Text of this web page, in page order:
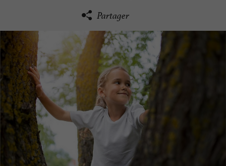
Partager